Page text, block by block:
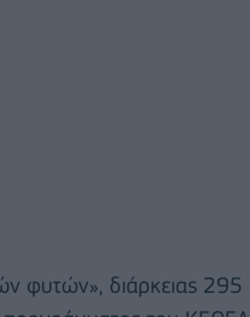
φυτών», διάρκειας 295